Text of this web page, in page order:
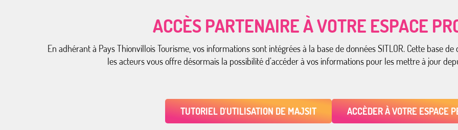
ACCÈS PARTENAIRE À VOTRE ESPACE
En adhérant à Pays Thionvillois Tourisme, vos informations sont intégrées à la base de données SITLOR. Cette base
les acteurs vous offre désormais la possibilité d’accéder à vos informations pour les mettre à jour
TUTORIEL D'UTILISATION DE MAJSIT ACCÈDER À VOTRE ESPACE